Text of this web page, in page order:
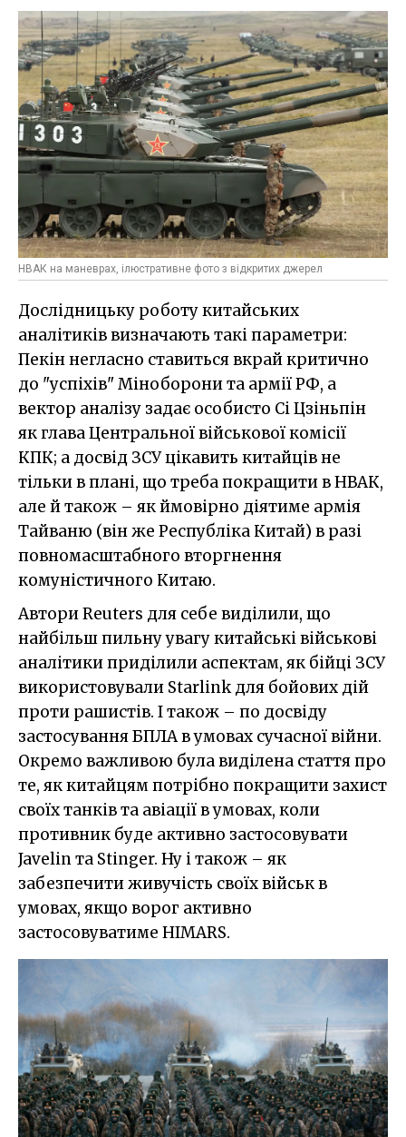
НВАК на маневрах, ілюстративне фото з відкритих джерел
Дослідницьку роботу китайських
аналітиків визначають такі параметри:
Пекін негласно ставиться вкрай критично
до "успіхів" Міноборони та армії РФ, а
вектор аналізу задає особисто Сі Цзіньпін
як глава Центральної військової комісії
КПК; а досвід ЗСУ цікавить китайців не
тільки в плані, що треба покращити в НВАК,
але й також – як ймовірно діятиме армія
Тайваню (він же Республіка Китай) в разі
повномасштабного вторгнення
комуністичного Китаю.
Автори Reuters для себе виділили, що
найбільш пильну увагу китайські військові
аналітики приділили аспектам, як бійці ЗСУ
використовували Starlink для бойових дій
проти рашистів. І також – по досвіду
застосування БПЛА в умовах сучасної війни.
Окремо важливою була виділена стаття про
те, як китайцям потрібно покращити захист
своїх танків та авіації в умовах, коли
противник буде активно застосовувати
Javelin та Stinger. Ну і також – як
забезпечити живучість своїх військ в
умовах, якщо ворог активно
застосовуватиме HIMARS.